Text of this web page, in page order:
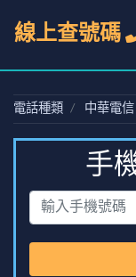
線上查號碼
電話種類 中華電信
手